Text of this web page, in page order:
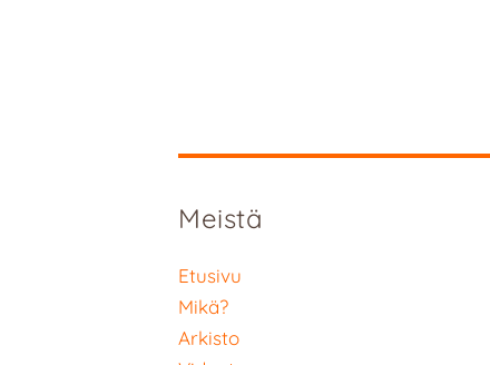
Meistä
Etusivu
Mikä?
Arkisto